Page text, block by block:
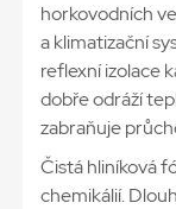
horkovodních
a klimatizační
reflexní izolace
dobře odráží
zabraňuje
Čistá hliníková
chemikálií.